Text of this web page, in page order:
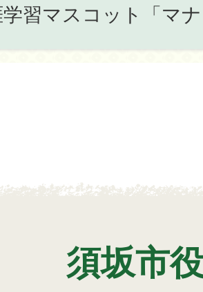
習マスコット「マ
須坂市